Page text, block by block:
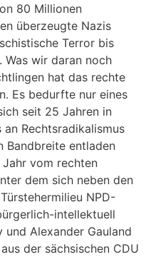
80 Millionen
überzeugte Nazis
Terror bis
wir daran noch
hat das rechte
Es bedurfte nur eines
seit 25 Jahren in
an Rechtsradikalismus
Bandbreite entladen
vom rechten
dem sich neben den
NPD-
intellektuell
und Alexander Gauland
der sächsischen CDU